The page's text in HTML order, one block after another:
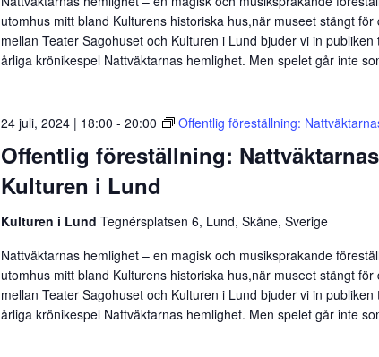
utomhus mitt bland Kulturens historiska hus,när museet stängt
mellan Teater Sagohuset och Kulturen i Lund bjuder vi in
årliga krönikespel Nattväktarnas hemlighet. Men spelet går inte
Offentlig föreställning:
Kulturen i Lund
24 juli, 2024 | 18:00 - 20:00 Offentlig föreställning:
Kulturen i Lund Tegnérsplatsen 6, Lund, Skåne, Sverige
Nattväktarnas hemlighet – en magisk och musiksprakande
utomhus mitt bland Kulturens historiska hus,när museet stängt
mellan Teater Sagohuset och Kulturen i Lund bjuder vi in
årliga krönikespel Nattväktarnas hemlighet. Men spelet går inte